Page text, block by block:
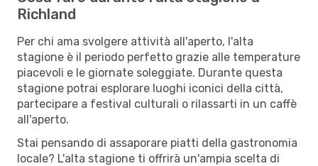
Richland
Per chi ama svolgere attività all'aperto, l'alta
stagione è il periodo perfetto grazie alle temperature
piacevoli e le giornate soleggiate. Durante questa
stagione potrai esplorare luoghi iconici della città,
partecipare a festival culturali o rilassarti in un caffè
all'aperto.
Stai pensando di assaporare piatti della gastronomia
locale? L'alta stagione ti offrirà un'ampia scelta di